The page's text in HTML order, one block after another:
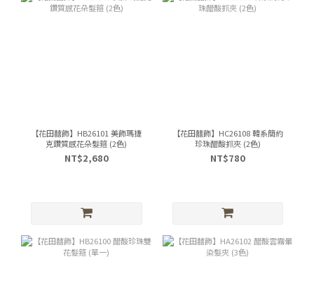
【花田囍飾】HB26101 美飾瑪捷
克鑽質感花朵髮箍 (2色)
NT$2,680
【花田囍飾】HC26108 韓系簡約
珍珠醋酸抓夾 (2色)
NT$780